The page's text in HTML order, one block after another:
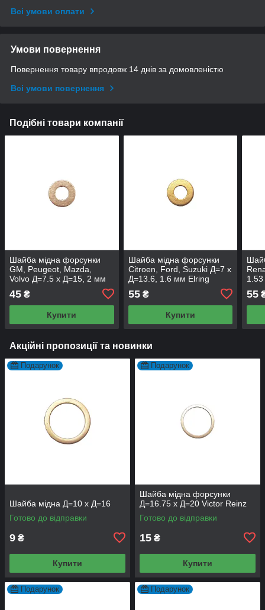
Всі умови оплати
Умови повернення
Повернення товару впродовж 14 днів за домовленістю
Всі умови повернення
Подібні товари компанії
Шайба мідна форсунки
GM, Peugeot, Mazda,
Volvo Д=7.5 х Д=15, 2 мм
45 ₴
Купити
Шайба мідна форсунки
Citroen, Ford, Suzuki Д=7 х
Д=13.6, 1.6 мм Elring
55₴
Купити
55
Акційні пропозиції та новинки
Подарунок
Шайба мідна Д=10 х Д=16
Готово до відправки
9 ₴
Купити
Подарунок
Шайба мідна форсунки
Д=16.75 х Д=20 Victor Reinz
Готово до відправки
15 ₴
Купити
Подарунок Подарунок